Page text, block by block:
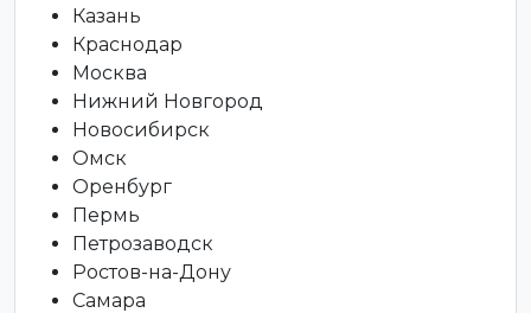
Казань
Краснодар
Москва
Нижний Новгород
Новосибирск
Омск
Оренбург
Пермь
Петрозаводск
Ростов-на-Дону
Самара